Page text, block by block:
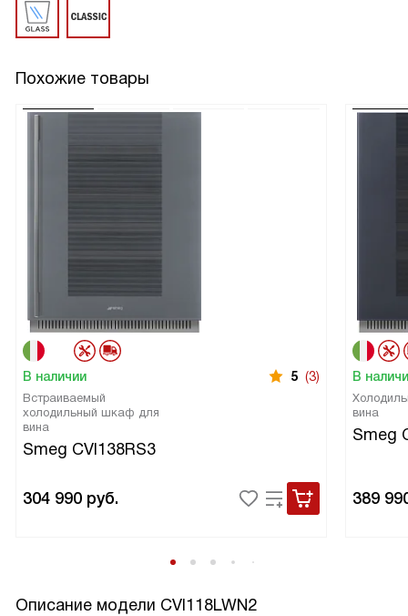
Похожие товары
В наличии 5 (3)
Встраиваемый
холодильный шкаф для
вина
Smeg CVI138RS3
304 990 руб.
В
вина
Smeg
389
Описание модели CVI118LWN2